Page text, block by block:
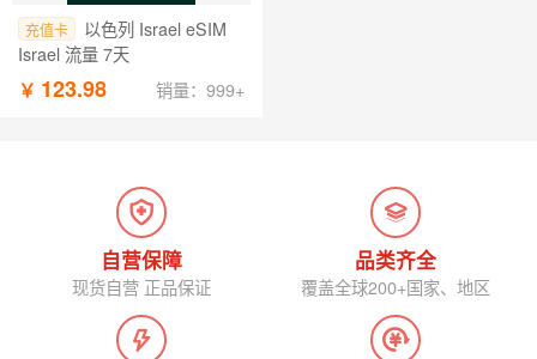
充值卡
以色列 Israel eSIM
Israel 流量 7天
￥ 123.98 销量：999+
自营保障
现货自营 正品保证
品类齐全
覆盖全球200+国家、地区